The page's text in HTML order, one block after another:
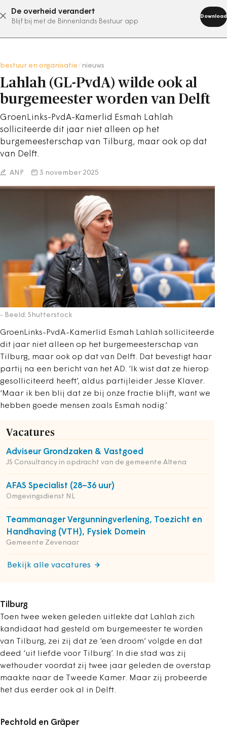
De overheid verandert
Blijf bij met de Binnenlands Bestuur app
Download
abonneer nu
bestuur en organisatie nieuws
Lahlah (GL-PvdA) wilde ook al
burgemeester worden van Delft
GroenLinks-PvdA-Kamerlid Esmah Lahlah
solliciteerde dit jaar niet alleen op het
burgemeesterschap van Tilburg, maar ook op dat
van Delft.
ANP 3 november 2025
- Beeld: Shutterstock
GroenLinks-PvdA-Kamerlid Esmah Lahlah solliciteerde
dit jaar niet alleen op het burgemeesterschap van
Tilburg, maar ook op dat van Delft. Dat bevestigt haar
partij na een bericht van het AD. ‘Ik wist dat ze hierop
gesolliciteerd heeft’, aldus partijleider Jesse Klaver.
‘Maar ik ben blij dat ze bij onze fractie blijft, want we
hebben goede mensen zoals Esmah nodig.’
Vacatures
Adviseur Grondzaken & Vastgoed
JS Consultancy in opdracht van de gemeente Altena
AFAS Specialist (28–36 uur)
Omgevingsdienst NL
Teammanager Vergunningverlening, Toezicht en
Handhaving (VTH), Fysiek Domein
Gemeente Zevenaar
Bekijk alle vacatures
Tilburg
Toen twee weken geleden uitlekte dat Lahlah zich
kandidaat had gesteld om burgemeester te worden
van Tilburg, zei zij dat ze ‘een droom’ volgde en dat
deed ‘uit liefde voor Tilburg’. In die stad was zij
wethouder voordat zij twee jaar geleden de overstap
maakte naar de Tweede Kamer. Maar zij probeerde
het dus eerder ook al in Delft.
Pechtold en Gräper